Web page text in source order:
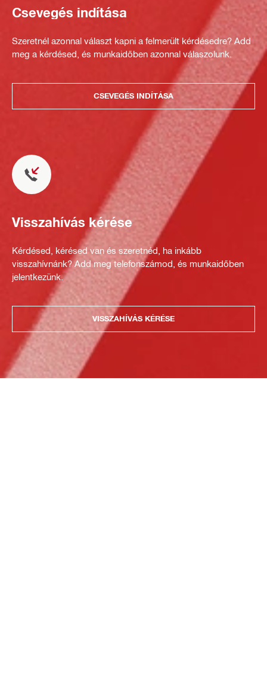
Csevegés indítása
Szeretnél azonnal választ kapni a felmerült kérdésedre? Add
meg a kérdésed, és munkaidőben azonnal válaszolunk.
CSEVEGÉS INDÍTÁSA
Visszahívás kérése
Kérdésed, kérésed van és szeretnéd, ha inkább
visszahívnánk? Add meg telefonszámod, és munkaidőben
jelentkezünk.
VISSZAHÍVÁS KÉRÉSE